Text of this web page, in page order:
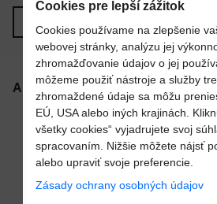
Nový komentár
VÁŠ E-MAIL
VAŠA OTÁZKA K PRODUKTU
Alternatívne produkty
Cookies pre lepší zážitok
Cookies používame na zlepšenie
webovej stránky, analýzu jej
zhromažďovanie údajov o jej
môžeme použiť nástroje a služby
zhromaždené údaje sa môžu
EÚ, USA alebo iných krajinách.
všetky cookies“ vyjadrujete svoj
spracovaním. Nižšie môžete nájsť
alebo upraviť svoje preferencie.
Zásady ochrany osobných údajov